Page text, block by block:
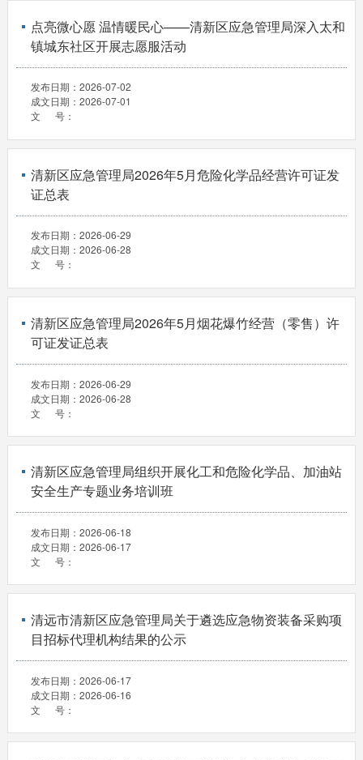
点亮微心愿 温情暖民心——清新区应急管理局深入太和
镇城东社区开展志愿服活动
发布日期： 2026-07-02
成文日期： 2026-07-01
文 号：
清新区应急管理局2026年5月危险化学品经营许可证发
证总表
发布日期： 2026-06-29
成文日期： 2026-06-28
文 号：
清新区应急管理局2026年5月烟花爆竹经营（零售）许
可证发证总表
发布日期： 2026-06-29
成文日期： 2026-06-28
文 号：
清新区应急管理局组织开展化工和危险化学品、加油站
安全生产专题业务培训班
发布日期： 2026-06-18
成文日期： 2026-06-17
文 号：
清远市清新区应急管理局关于遴选应急物资装备采购项
目招标代理机构结果的公示
发布日期： 2026-06-17
成文日期： 2026-06-16
文 号：